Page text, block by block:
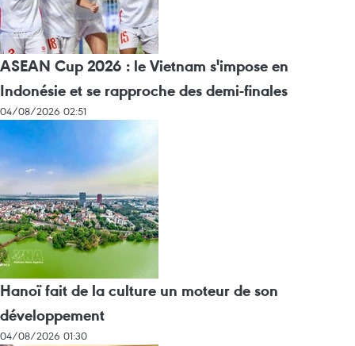
ASEAN Cup 2026 : le Vietnam s'impose en
Indonésie et se rapproche des demi-finales
04/08/2026 02:51
Hanoï fait de la culture un moteur de son
développement
04/08/2026 01:30